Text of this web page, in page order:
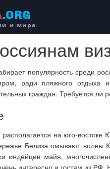
и мира
популярность среди
ради пляжного отдыха
граждан. Требуется
на юго-
Белиза омывают волны
индейцев майя,
интересно и гостям из